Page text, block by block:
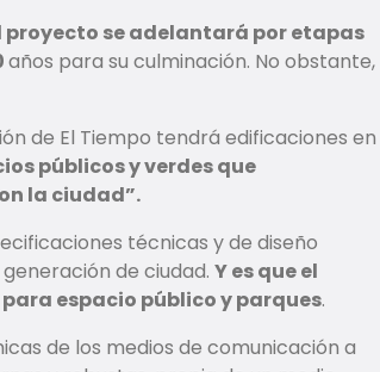
proyecto se adelantará por etapas
años para su culminación. No obstante,
de El Tiempo tendrá edificaciones en
públicos y verdes que
la ciudad”.
técnicas y de diseño
de ciudad. Y es que el
espacio público y parques.
de los medios de comunicación a